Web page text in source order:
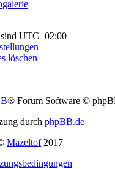
UTC+02:00
löschen
® Forum Software ©
durch phpBB.de
Mazeltof2017